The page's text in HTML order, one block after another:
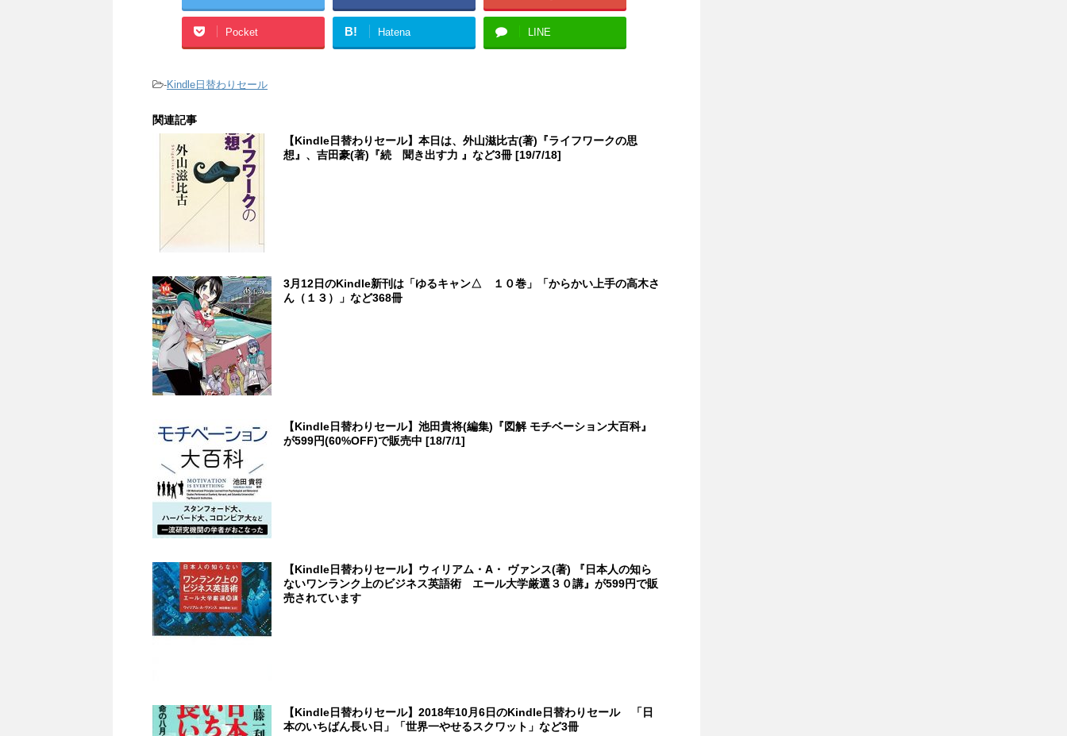
Pocket B! Hatena LINE
-Kindle日替わりセール
関連記事
【Kindle日替わりセール】本日は、外山滋比古(著)『ライフワークの思
想』、吉田豪(著)『続 聞き出す力 』など3冊 [19/7/18]
3月12日のKindle新刊は「ゆるキャン△ １０巻」「からかい上手の高木さ
ん（１３）」など368冊
【Kindle日替わりセール】池田貴将(編集)『図解 モチベーション大百科』
が599円(60%OFF)で販売中 [18/7/1]
【Kindle日替わりセール】ウィリアム・A・ ヴァンス(著) 『日本人の知ら
ないワンランク上のビジネス英語術 エール大学厳選３０講』が599円で販
売されています
【Kindle日替わりセール】2018年10月6日のKindle日替わりセール 「日
本のいちばん長い日」「世界一やせるスクワット」など3冊